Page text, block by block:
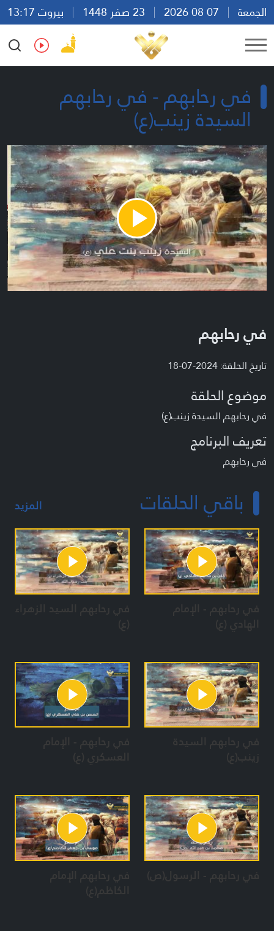
الجمعة
بيروت 13:17
Ar
En Fr Es
في رحابهم - في رحابهم
السيدة زينب(ع)
Play
Video
في رحابهم
تاريخ الحلقة: 2024-07-18
موضوع الحلقة
في رحابهم السيدة زينب(ع)
تعريف البرنامج
في رحابهم
باقي الحلقات المزيد
في رحابهم - الإمام
الهادي (ع)
في رحابهم السيد الزهراء
(ع)
في رحابهم السيدة
زينب(ع)
في رحابهم - الإمام
العسكري (ع)
في رحابهم - الرسول(ص) في رحابهم الإمام
الكاظم(ع)